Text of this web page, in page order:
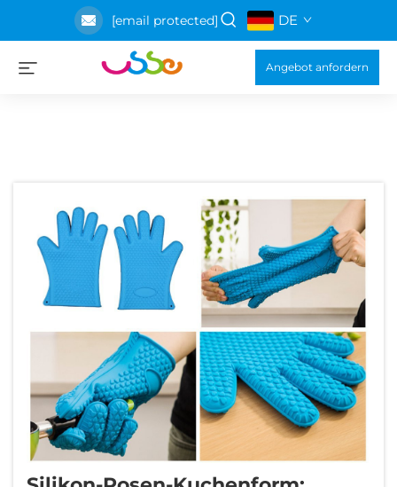
[email protected] DE
Angebot anfordern